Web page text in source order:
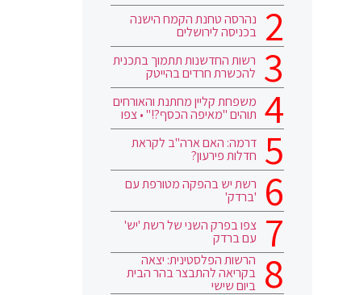
נהרסה טחנת הקמח הישנה
בכניסה לירושלים
רשות החדשנות תתמוך בתכנית
להכשרת חרדים בהייטק
משפחת קליין מחתנת והאורחים
תוהים "מאיפה הכסף?!" • צפו
דרמה: האם ארה"ב לקראת
חדלות פירעון?
רשת יש בהפקה מטורפת עם
'ברדק'
צפו בפרק השני של רשת 'יש'
עם ברדק
הרשות הפלסטינית: יצאה
בקריאה להתבצר בהר הבית
ביום שישי